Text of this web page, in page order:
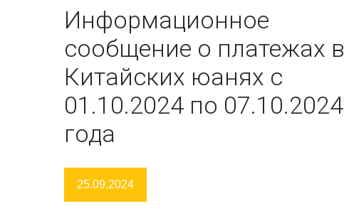
Информационное
сообщение о платежах в
Китайских юанях c
01.10.2024 по 07.10.2024
года
25.09.2024